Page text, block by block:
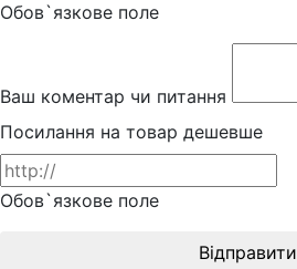
Обов`язкове поле
Ваш коментар чи питання
Посилання на товар дешевше
Обов`язкове поле
Відправити